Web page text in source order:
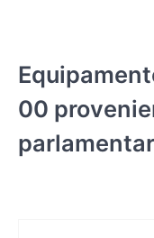
00
parlamentar